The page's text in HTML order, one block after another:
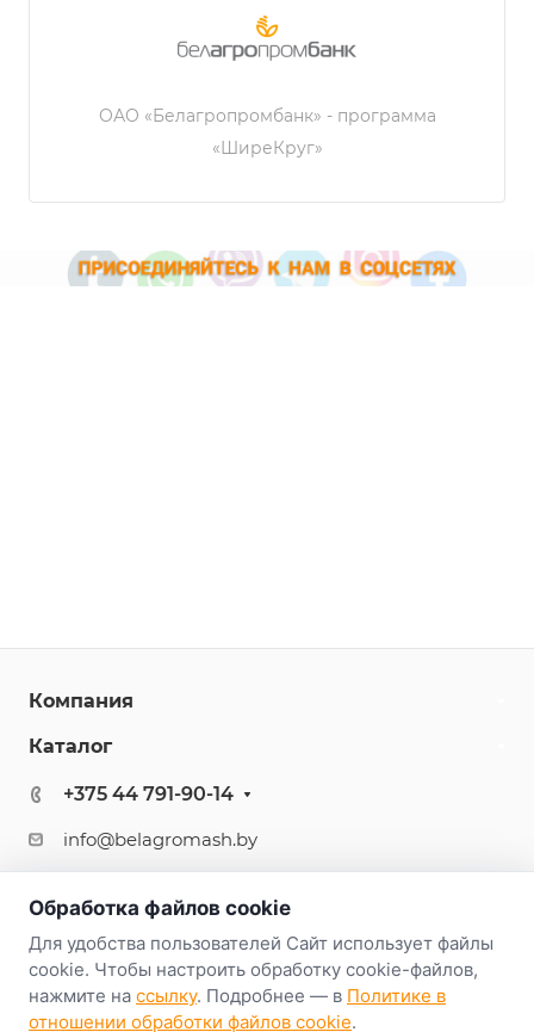
ОАО «Белагропромбанк» - программа
«ШиреКруг»
Компания
Каталог
+375 44 791-90-14
info@belagromash.by
Обработка файлов cookie
Для удобства пользователей Сайт использует файлы
cookie. Чтобы настроить обработку cookie-файлов,
нажмите на ссылку. Подробнее — в Политике в
отношении обработки файлов cookie.